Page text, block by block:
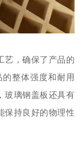
艺，确保了产品的
整体强度和耐用
玻璃钢盖板还具有
保持良好的物理性